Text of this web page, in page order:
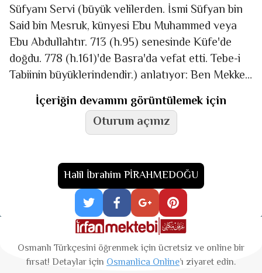
Süfyanı Servi (büyük velilerden. İsmi Süfyan bin
Said bin Mesruk, künyesi Ebu Muhammed veya
Ebu Abdullahtır. 713 (h.95) senesinde Küfe'de
doğdu. 778 (h.161)'de Basra'da vefat etti. Tebe-i
Tabiinin büyüklerindendir.) anlatıyor: Ben Mekke-i
Mükerreme'de üç sene
İçeriğin devamını görüntülemek için
Oturum açınız
Halil İbrahim PİRAHMEDOĞU
Osmanlı Türkçesini öğrenmek için ücretsiz ve online bir
fırsat! Detaylar için Osmanlica Online’ı ziyaret edin.